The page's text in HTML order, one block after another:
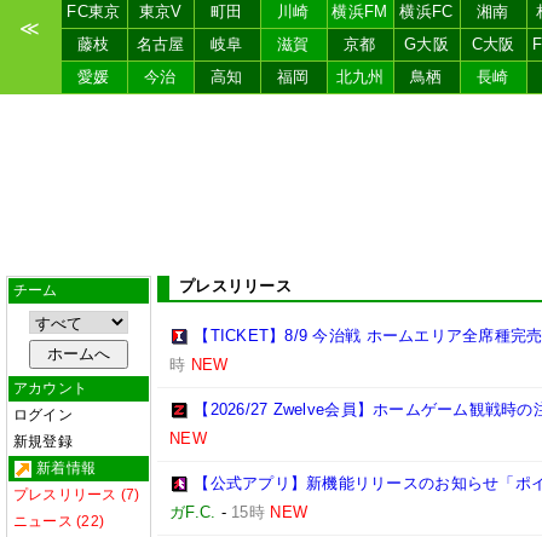
≪
FC東京
東京V 町田 川崎 横浜FM 横浜FC 湘南
藤枝
名古屋 岐阜 滋賀 京都 G大阪 C大阪
愛媛
今治 高知 福岡 北九州 鳥栖 長崎
チーム
アカウント
ログイン
新規登録
新着情報
プレスリリース (7)
ニュース (22)
プレスリリース
【TICKET】8/9 今治戦 ホームエリア全席種完
時 NEW
【2026/27 Zwelve会員】ホームゲーム観戦時の
NEW
【公式アプリ】新機能リリースのお知らせ「
ガF.C. - 15時 NEW